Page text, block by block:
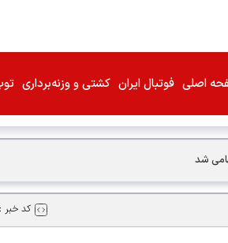
اصلی فوتبال ایران کشتی و وزنه‌برداری
شد
کد خبر